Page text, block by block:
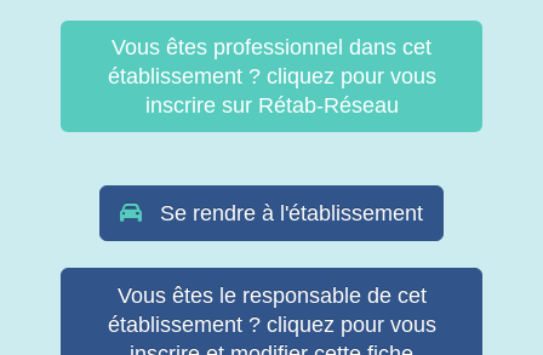
Vous êtes professionnel dans cet
établissement ? cliquez pour vous
inscrire sur Rétab-Réseau
Se rendre à l'établissement
Vous êtes le responsable de cet
établissement ? cliquez pour vous